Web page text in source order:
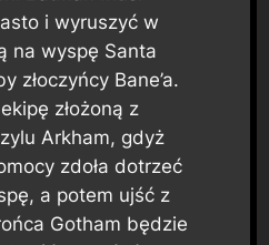
i wyruszyć w
na wyspę Santa
złoczyńcy Bane’a.
złożoną z
Arkham, gdyż
zdoła dotrzeć
a potem ujść z
Gotham będzie